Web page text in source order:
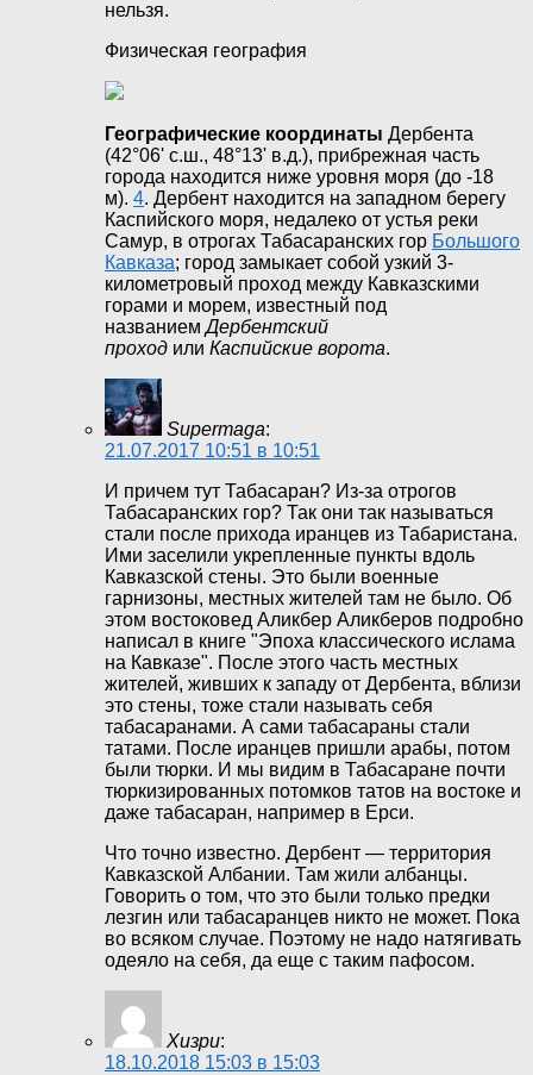
нельзя.
Физическая география
Географические координаты Дербента
(42°06' с.ш., 48°13' в.д.), прибрежная часть
города находится ниже уровня моря (до -18
м). 4. Дербент находится на западном берегу
Каспийского моря, недалеко от устья реки
Самур, в отрогах Табасаранских гор Большого
Кавказа; город замыкает собой узкий 3-
километровый проход между Кавказскими
горами и морем, известный под
названиемДербентский
проход или Каспийские ворота.
Supermaga:
21.07.2017 10:51 в 10:51
И причем тут Табасаран? Из-за отрогов
Табасаранских гор? Так они так называться
стали после прихода иранцев из Табаристана.
Ими заселили укрепленные пункты вдоль
Кавказской стены. Это были военные
гарнизоны, местных жителей там не было. Об
этом востоковед Аликбер Аликберов подробно
написал в книге "Эпоха классического ислама
на Кавказе". После этого часть местных
жителей, живших к западу от Дербента, вблизи
это стены, тоже стали называть себя
табасаранами. А сами табасараны стали
татами. После иранцев пришли арабы, потом
были тюрки. И мы видим в Табасаране почти
тюркизированных потомков татов на востоке и
даже табасаран, например в Ерси.
Что точно известно. Дербент — территория
Кавказской Албании. Там жили албанцы.
Говорить о том, что это были только предки
лезгин или табасаранцев никто не может. Пока
во всяком случае. Поэтому не надо натягивать
одеяло на себя, да еще с таким пафосом.
Хизри:
18.10.2018 15:03 в 15:03